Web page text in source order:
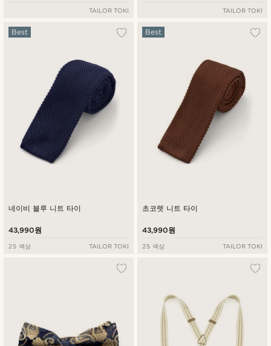
TAILOR TOKI TAILOR TOKI
네이비 블루 니트 타이
Best
43,990원
25 색상 TAILOR TOKI
초코렛 니트 타이
Best
43,990원
25 색상 TAILOR TOKI